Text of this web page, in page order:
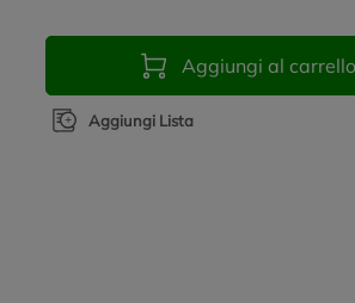
Aggiungi al carrello
Aggiungi Lista